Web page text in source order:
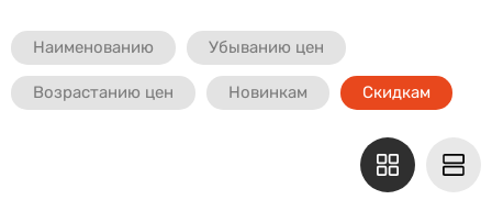
Наименованию Убыванию цен
Возрастанию цен Новинкам Скидкам